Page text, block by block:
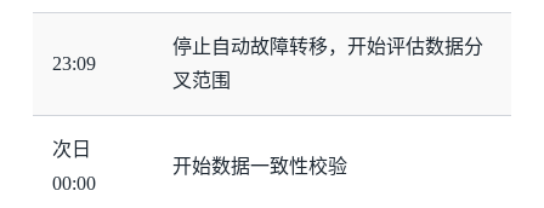
23:09
停止自动故障转移，开始评估数据分
叉范围
次日
00:00
开始数据一致性校验